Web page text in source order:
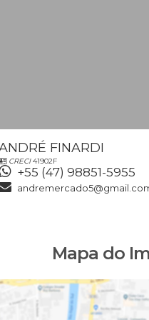
FINARDI
CRECI41902F
+55 (47) 98851-5955
Mapa do